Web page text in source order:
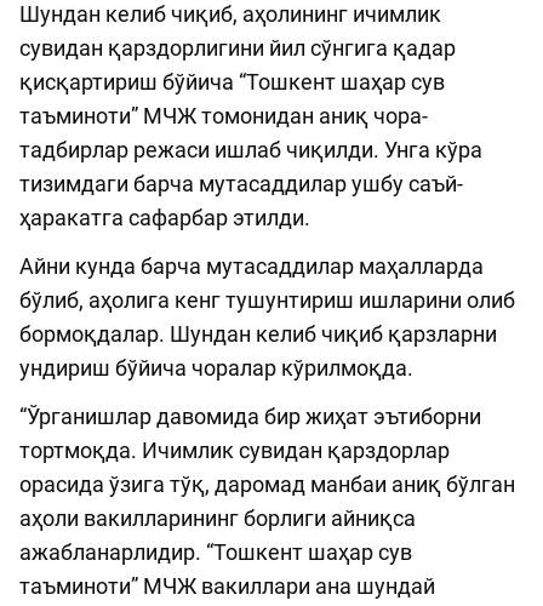
Шундан келиб чиқиб, аҳолининг ичимлик
сувидан қарздорлигини йил сўнгига қадар
қисқартириш бўйича “Тошкент шаҳар сув
таъминоти” МЧЖ томонидан аниқ чора-
тадбирлар режаси ишлаб чиқилди. Унга кўра
тизимдаги барча мутасаддилар ушбу саъй-
ҳаракатга сафарбар этилди.
Айни кунда барча мутасаддилар маҳалларда
бўлиб, аҳолига кенг тушунтириш ишларини олиб
бормоқдалар. Шундан келиб чиқиб қарзларни
ундириш бўйича чоралар кўрилмоқда.
“Ўрганишлар давомида бир жиҳат эътиборни
тортмоқда. Ичимлик сувидан қарздорлар
орасида ўзига тўқ, даромад манбаи аниқ бўлган
аҳоли вакилларининг борлиги айниқса
ажабланарлидир. “Тошкент шаҳар сув
таъминоти” МЧЖ вакиллари ана шундай